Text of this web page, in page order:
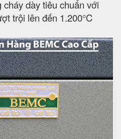
dày tiêu chuẩn với
trội lên đến 1.200°C